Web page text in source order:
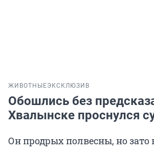
ЖИВОТНЫЕЭКСКЛЮЗИВ
Обошлись без
Хвалынске проснулся
Он продрых полвесны, но зато